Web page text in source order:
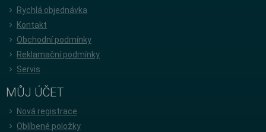
Rychlá objednávka
Kontakt
Obchodní podmínky
Reklamační podmínky
Servis
MŮJ ÚČET
Nová registrace
Oblíbené položky